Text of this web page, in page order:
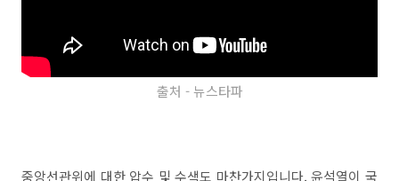
출처 - 뉴스타파
중앙선관위에 대한 압수 및 수색도 마찬가지입니다. 윤석열이 국